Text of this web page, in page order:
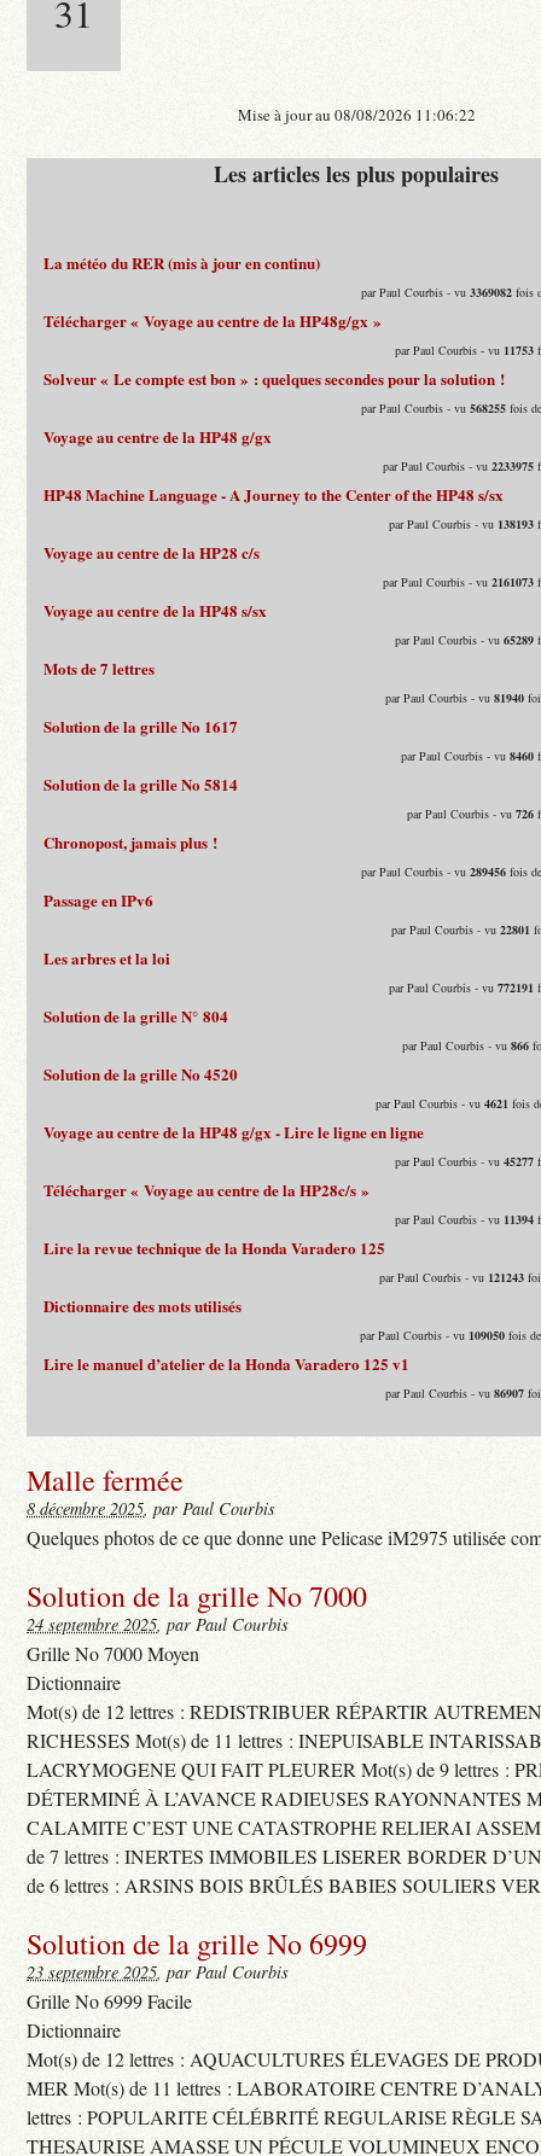
31
Mise à jour au 08/08/2026 11:06:22
Les articles les plus populaires
La météo du RER (mis à jour en continu)
par Paul Courbis - vu3369082 fois
Télécharger « Voyage au centre de la HP48g/gx »
par Paul Courbis - vu 11753
Solveur « Le compte est bon » : quelques secondes pour la solution !
par Paul Courbis - vu568255 fois
Voyage au centre de la HP48 g/gx
par Paul Courbis - vu2233975
HP48 Machine Language - A Journey to the Center of the HP48 s/sx
par Paul Courbis - vu 138193
Voyage au centre de la HP28 c/s
par Paul Courbis - vu2161073
Voyage au centre de la HP48 s/sx
par Paul Courbis - vu65289
Mots de 7 lettres
par Paul Courbis - vu81940
Solution de la grille No 1617
par Paul Courbis - vu8460
Solution de la grille No 5814
par Paul Courbis - vu726
Chronopost, jamais plus !
par Paul Courbis - vu289456 fois
Passage en IPv6
par Paul Courbis - vu22801
Les arbres et la loi
par Paul Courbis - vu772191
Solution de la grille N° 804
par Paul Courbis - vu866
Solution de la grille No 4520
par Paul Courbis - vu4621 fois
Voyage au centre de la HP48 g/gx - Lire le ligne en ligne
par Paul Courbis - vu45277
Télécharger « Voyage au centre de la HP28c/s »
par Paul Courbis - vu 11394
Lire la revue technique de la Honda Varadero 125
par Paul Courbis - vu 121243
Dictionnaire des mots utilisés
par Paul Courbis - vu 109050 fois
Lire le manuel d’atelier de la Honda Varadero 125 v1
par Paul Courbis - vu86907
Malle fermée
8 décembre 2025, par Paul Courbis
Quelques photos de ce que donne une Pelicase iM2975 utilisée
Solution de la grille No 7000
24 septembre 2025, par Paul Courbis
Grille No 7000 Moyen
Dictionnaire
Mot(s) de 12 lettres : REDISTRIBUER RÉPARTIR
RICHESSES Mot(s) de 11 lettres : INEPUISABLE
LACRYMOGENE QUI FAIT PLEURER Mot(s) de 9 lettres :
DÉTERMINÉ À L’AVANCE RADIEUSES RAYONNANTES
CALAMITE C’EST UNE CATASTROPHE RELIERAI
de 7 lettres : INERTES IMMOBILES LISERER BORDER
de 6 lettres : ARSINS BOIS BRÛLÉS BABIES SOULIERS
Solution de la grille No 6999
23 septembre 2025, par Paul Courbis
Grille No 6999 Facile
Dictionnaire
Mot(s) de 12 lettres : AQUACULTURES ÉLEVAGES DE
MER Mot(s) de 11 lettres : LABORATOIRE CENTRE
lettres : POPULARITE CÉLÉBRITÉ REGULARISE RÈGLE
THESAURISE AMASSE UN PÉCULE VOLUMINEUX